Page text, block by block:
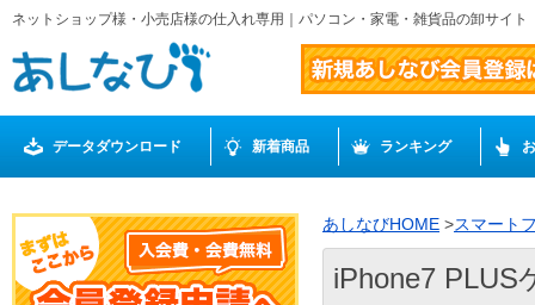
ネットショップ様・小売店様の仕入れ専用｜パソコン・家電・雑貨品の卸サイ
データダウンロード 新着商品 ランキング
あしなびHOME >スマート
iPhone7 PLUS